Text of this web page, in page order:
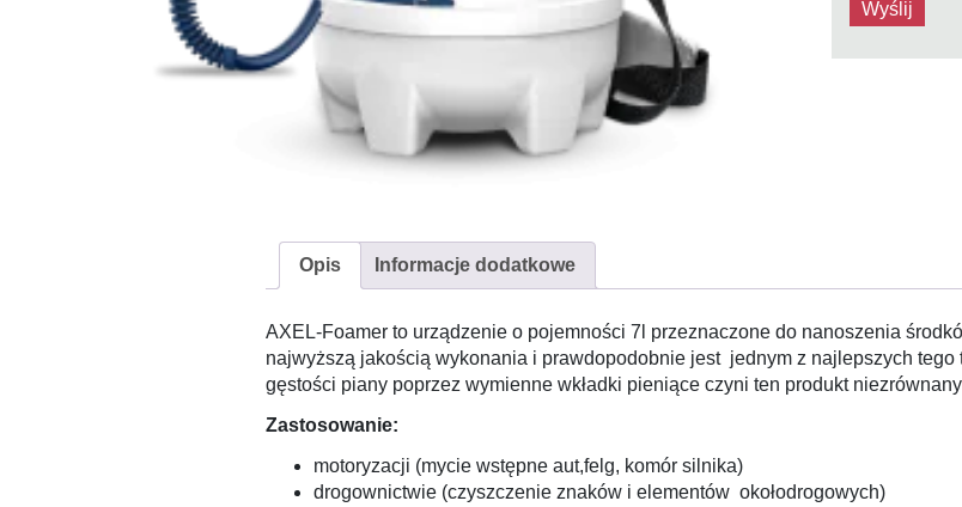
Opis Informacje dodatkowe
AXEL-Foamer to urządzenie o pojemności 7l przeznaczone do nanoszenia
najwyższą jakością wykonania i prawdopodobnie jest jednym z najlepszych
gęstości piany poprzez wymienne wkładki pieniące czyni ten produkt
Zastosowanie:
motoryzacji (mycie wstępne aut,felg, komór silnika)
drogownictwie (czyszczenie znaków i elementów okołodrogowych)